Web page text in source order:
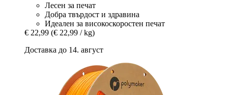
Лесен за печат
Добра твърдост и здравина
Идеален за високоскоростен печат
€ 22,99 (€ 22,99 / kg)
Доставка до 14. август